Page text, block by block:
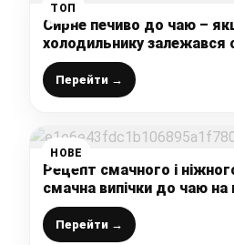
ТОП
Сирне печиво до чаю –
холодильнику залежався
приготувати цю смачну
Перейти →
НОВЕ
Рецепт смачного і
смачна випічки до чаю
виходить м’якеньким і
Перейти →